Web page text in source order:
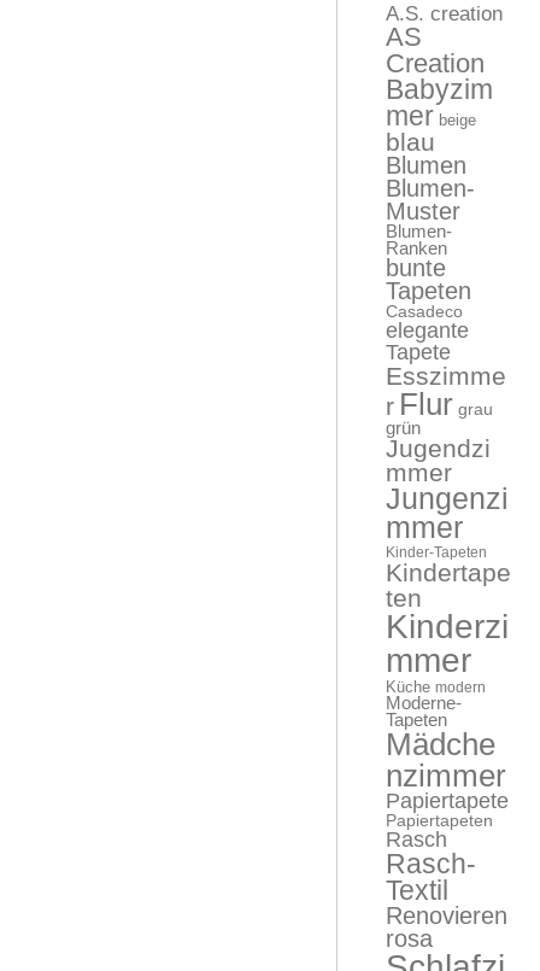
A.S. creation
AS
Creation
Babyzim
mer beige
blau
Blumen
Blumen-
Muster
Blumen-
Ranken
bunte
Tapeten
Casadeco
elegante
Tapete
Esszimme
r Flur grau
grün
Jugendzi
mmer
Jungenzi
mmer
Kinder-Tapeten
Kindertape
ten
Kinderzi
mmer
Küche modern
Moderne-
Tapeten
Mädche
nzimmer
Papiertapete
Papiertapeten
Rasch
Rasch-
Textil
Renovieren
rosa